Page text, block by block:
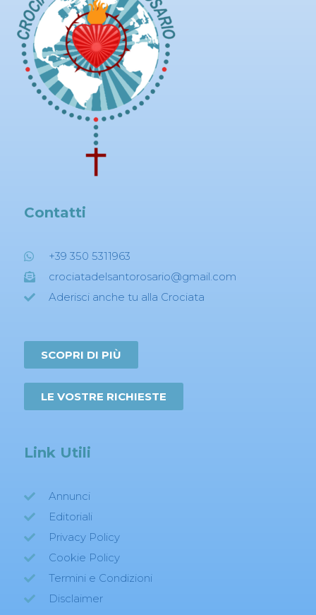
Contatti
+39 350 5311963
crociatadelsantorosario@gmail.com
Aderisci anche tu alla Crociata
SCOPRI DI PIÙ
LE VOSTRE RICHIESTE
Link Utili
Annunci
Editoriali
Privacy Policy
Cookie Policy
Termini e Condizioni
Disclaimer